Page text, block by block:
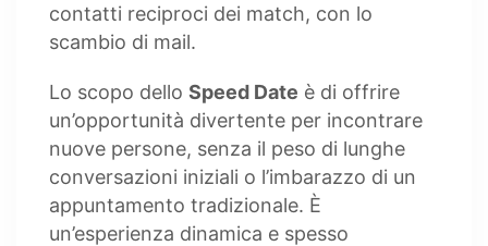
contatti reciproci dei match, con lo
scambio di mail.
Lo scopo dello Speed Date è di offrire
un’opportunità divertente per incontrare
nuove persone, senza il peso di lunghe
conversazioni iniziali o l’imbarazzo di un
appuntamento tradizionale. È
un’esperienza dinamica e spesso